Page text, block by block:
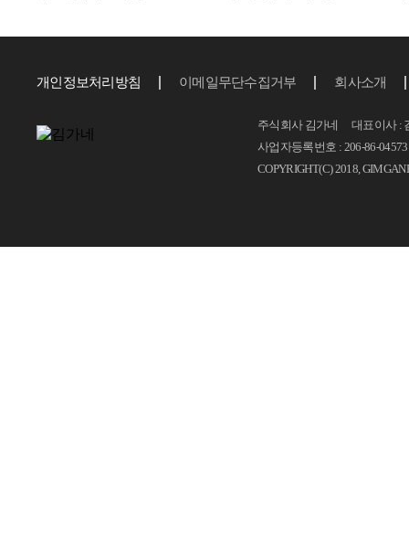
개인정보처리방침 이메일무단수집거부 회사소개
주식회사 김가네 대표이사 :
사업자등록번호 : 206-86-
COPYRIGHT(C) 2018,